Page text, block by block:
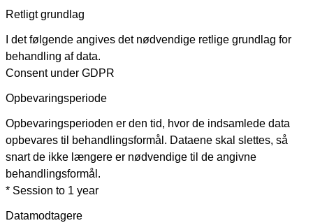
Retligt grundlag
I det følgende angives det nødvendige retlige grundlag for
behandling af data.
Consent under GDPR
Opbevaringsperiode
Opbevaringsperioden er den tid, hvor de indsamlede data
opbevares til behandlingsformål. Dataene skal slettes, så
snart de ikke længere er nødvendige til de angivne
behandlingsformål.
* Session to 1 year
Datamodtagere